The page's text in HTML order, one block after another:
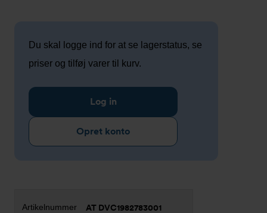
Du skal logge ind for at se lagerstatus, se
priser og tilføj varer til kurv.
Log in
Opret konto
AT DVC1982783001